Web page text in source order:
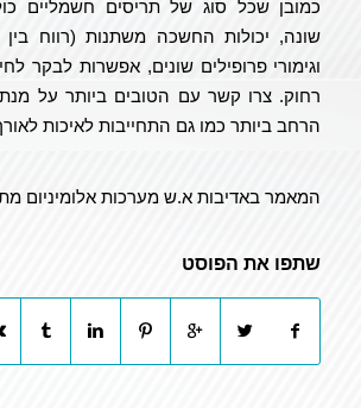
כמובן שכל סוג של תריסים חשמליים
שונה, יכולות החשכה משתנות (רווח
וגימורי פרופילים שונים, אפשרות לבקר
רחוק. צרו קשר עם הטובים ביותר על
הרחב ביותר כמו גם התחייבות לאיכות
המאמר באדיבות א.ש מערכות אלומיניום
שתפו את הפוסט